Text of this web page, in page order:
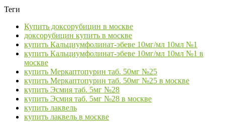
Теги
Купить доксорубицин в москве
доксорубицин купить в москве
купить Кальциумфолинат-эбеве 10мг/мл 10мл №1
купить Кальциумфолинат-эбеве 10мг/мл 10мл №1 в
москве
купить Меркаптопурин таб. 50мг №25
купить Меркаптопурин таб. 50мг №25 в москве
купить Эсмия таб. 5мг №28
купить Эсмия таб. 5мг №28 в москве
купить лаквель
купить лаквель в москве